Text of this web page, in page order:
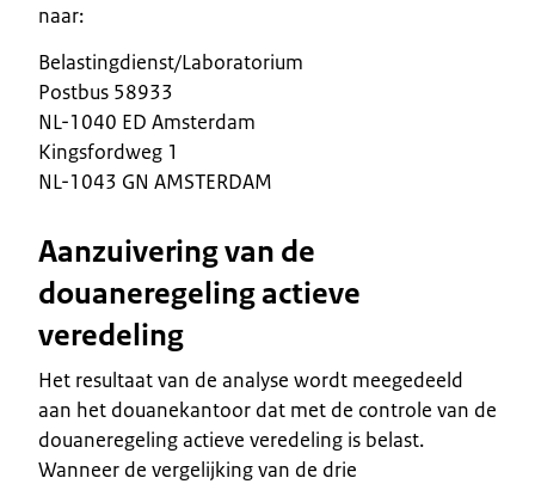
naar:
Belastingdienst/Laboratorium
Postbus 58933
NL-1040 ED Amsterdam
Kingsfordweg 1
NL-1043 GN AMSTERDAM
Aanzuivering van de
douaneregeling actieve
veredeling
Het resultaat van de analyse wordt meegedeeld
aan het douanekantoor dat met de controle van de
douaneregeling actieve veredeling is belast.
Wanneer de vergelijking van de drie